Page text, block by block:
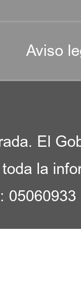
Aviso
El
la
05060933